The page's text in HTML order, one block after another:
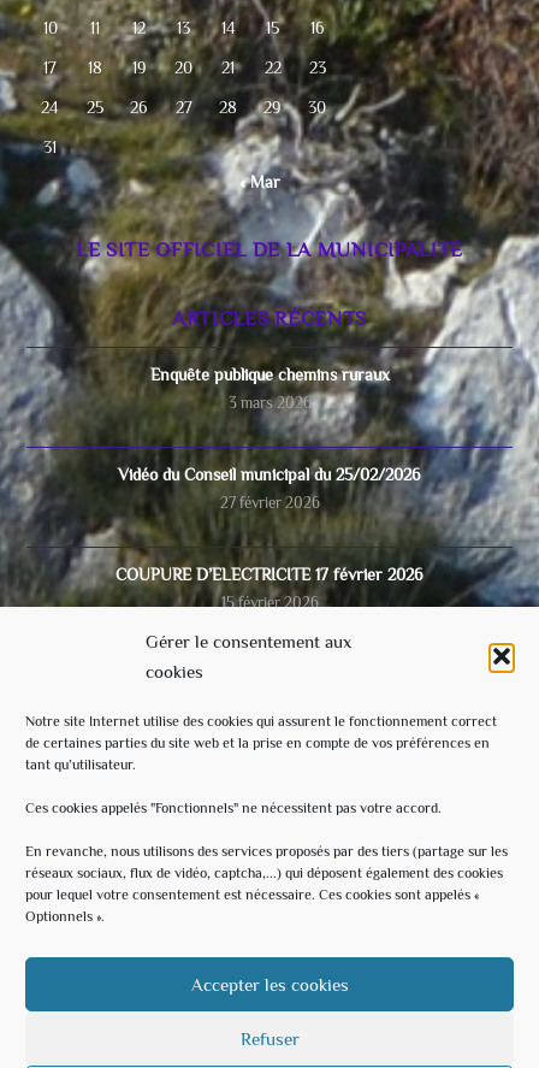
Gérer le consentement aux
cookies
Notre site Internet utilise des cookies qui assurent le fonctionnement correct
de certaines parties du site web et la prise en compte de vos préférences en
tant qu’utilisateur.
Ces cookies appelés "Fonctionnels" ne nécessitent pas votre accord.
En revanche, nous utilisons des services proposés par des tiers (partage sur les
réseaux sociaux, flux de vidéo, captcha,...) qui déposent également des cookies
pour lequel votre consentement est nécessaire. Ces cookies sont appelés «
Optionnels ».
Accepter les cookies
Refuser
10 11 12 13 14 15 16
17 18 19 20 21 22 23
24 25 26 27 28 29 30
31
« Mar
LE SITE OFFICIEL DE LA MUNICIPALITÉ
ARTICLES RÉCENTS
Enquête publique chemins ruraux
3 mars 2026
Vidéo du Conseil municipal du 25/02/2026
27 février 2026
COUPURE D’ELECTRICITE 17 février 2026
15 février 2026
Video du conseil municipal du 28/11/2025
3 septembre 2025
Évènements à venir
AOÛT
Soirée Estivale – With U – Hommage à U2
Voir le calendrier